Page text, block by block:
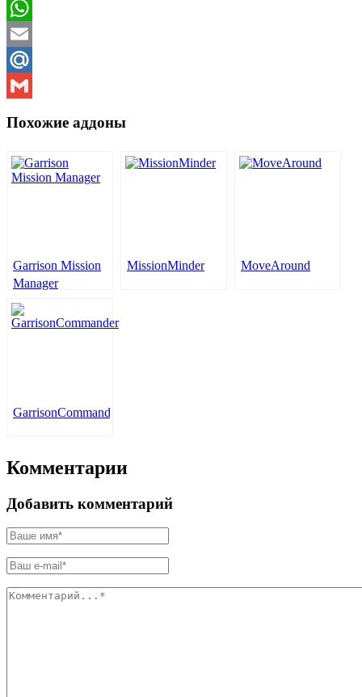
Viber
WhatsApp
Email
Mail.Ru
Похожие аддоны
Garrison Mission
Manager
MissionMinder MoveAround
GarrisonCommander
Комментарии
Добавить комментарий